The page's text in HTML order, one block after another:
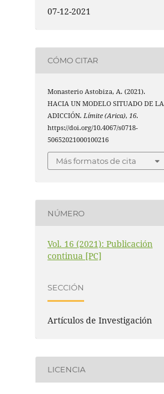
07-12-2021
CÓMO CITAR
Monasterio Astobiza, A. (2021).
HACIA UN MODELO SITUADO DE LA
ADICCIÓN.Límite (Arica),16.
https://doi.org/10.4067/s0718-
50652021000100216
Más formatos de cita
NÚMERO
Vol. 16 (2021): Publicación
continua [PC]
SECCIÓN
Artículos de Investigación
LICENCIA